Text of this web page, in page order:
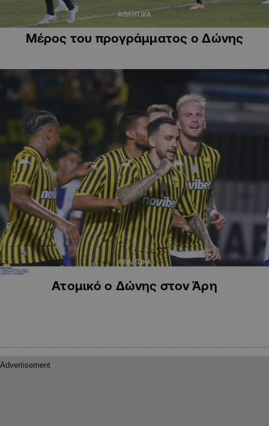
ΑΘΛΗΤΙΚΑ
Μέρος του προγράμματος ο Δώνης
ΑΘΛΗΤΙΚΑ
Ατομικό ο Δώνης στον Άρη